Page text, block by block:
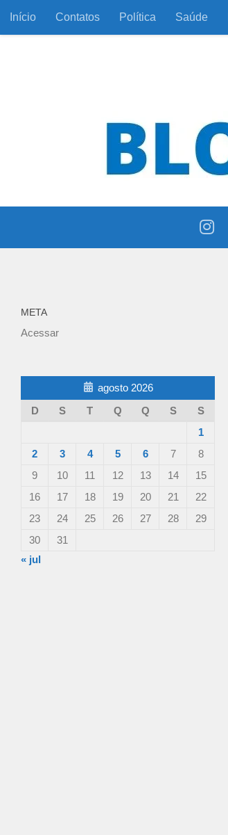
Skip to content
Início Contatos Política Saúde
META
Acessar
agosto 2026
D
S T Q Q S
S
1
2
3 4 5 6 7
8
9
10 11 12 13 14
15
16
17 18 19 20 21
22
23
24 25 26 27 28
29
30
31
« jul